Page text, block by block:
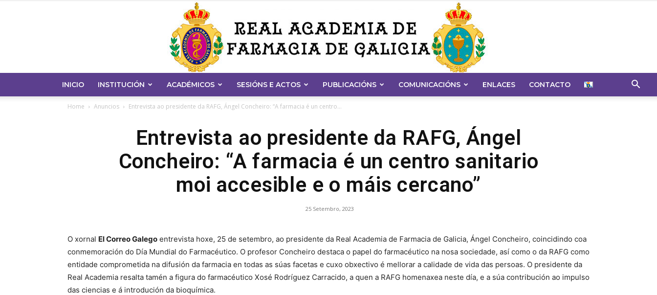
Real
Academia
INICIO INSTITUCIÓN ACADÉMICOS SESIÓNS E ACTOS PUBLICACIÓNS COMUNICACIÓNS ENLACES CONTACTO
Home Anuncios Entrevista ao presidente da RAFG, Ángel Concheiro: “A farmacia é un centro...
Entrevista ao presidente da RAFG, Ángel
Concheiro: “A farmacia é un centro sanitario
moi accesible e o máis cercano”
25 Setembro, 2023
O xornal El Correo Galego entrevista hoxe, 25 de setembro, ao presidente da Real Academia de Farmacia de Galicia, Ángel Concheiro, coincidindo coa
conmemoración do Día Mundial do Farmacéutico. O profesor Concheiro destaca o papel do farmacéutico na nosa sociedade, así como o da RAFG como
entidade comprometida na difusión da farmacia en todas as súas facetas e cuxo obxectivo é mellorar a calidade de vida das persoas. O presidente da
Real Academia resalta tamén a figura do farmacéutico Xosé Rodríguez Carracido, a quen a RAFG homenaxea neste día, e a súa contribución ao impulso
das ciencias e á introdución da bioquímica.